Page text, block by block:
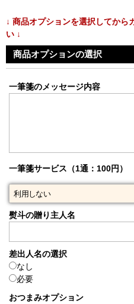
↓ 商品オプションを選択してから
い ↓
商品オプションの選択
一筆箋のメッセージ内容
一筆箋サービス（1通：100円）
熨斗の贈り主人名
差出人名の選択
なし
必要
おつまみオプション